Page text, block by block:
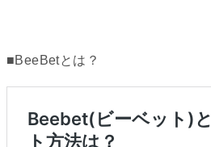
■BeeBetとは？